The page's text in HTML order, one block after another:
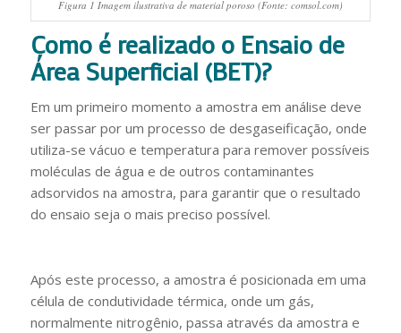
Figura 1 Imagem ilustrativa de material poroso (Fonte: comsol.com)
Como é realizado o Ensaio de
Área Superficial (BET)?
Em um primeiro momento a amostra em análise deve
ser passar por um processo de desgaseificação, onde
utiliza-se vácuo e temperatura para remover possíveis
moléculas de água e de outros contaminantes
adsorvidos na amostra, para garantir que o resultado
do ensaio seja o mais preciso possível.
Após este processo, a amostra é posicionada em uma
célula de condutividade térmica, onde um gás,
normalmente nitrogênio, passa através da amostra e